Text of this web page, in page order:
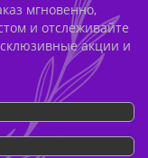
мгновенно,
и отслеживайте
акции и